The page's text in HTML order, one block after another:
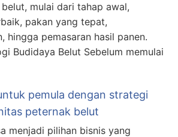
mulai dari tahap awal,
pakan yang tepat,
hingga pemasaran hasil panen.
Budidaya Belut Sebelum memulai
pemula dengan strategi
peternak belut
menjadi pilihan bisnis yang